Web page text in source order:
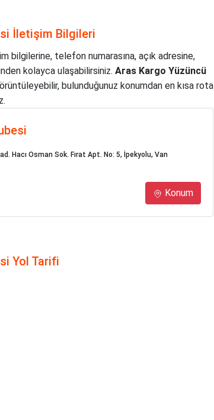
İletişim Bilgileri
bilgilerine, telefon numarasına, açık adresine,
kolayca ulaşabilirsiniz. Aras Kargo Yüzüncü
bulunduğunuz konumdan en kısa rota
Hacı Osman Sok. Fırat Apt. No: 5, İpekyolu, Van
Konum
Yol Tarifi